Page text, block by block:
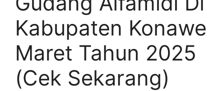
Kabupaten Konawe
Maret Tahun 2025
(Cek Sekarang)